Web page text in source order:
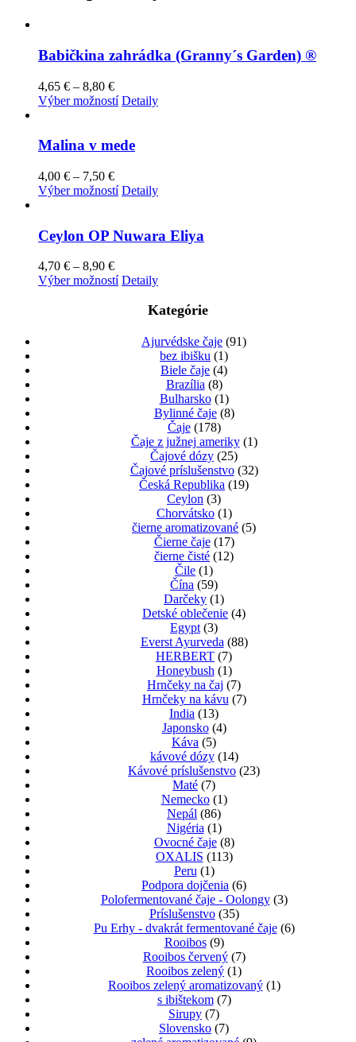
Babičkina zahrádka (Granny´s Garden) ®
4,65 € – 8,80 €Price
range:
8,80 €
Výber možností Tento
viacero
si
môžete
na
stránke
Detaily
Malina v mede
4,00 € – 7,50 €Price
range:
7,50 €
Výber možností Tento
viacero
variantov.
si
môžete
vybrať
produktu.
Detaily
Ceylon OP Nuwara Eliya
4,70 € – 8,90 €Price
range:
through
Výber možností Tento
variantov.
Možnosti
stránke
produktu.
Detaily
Kategórie
Ajurvédske čaje (91)
bez ibišku (1)
Biele čaje (4)
Brazília (8)
Bulharsko (1)
Bylinné čaje (8)
Čaje (178)
Čaje z južnej ameriky (1)
Čajové dózy (25)
Čajové príslušenstvo (32)
Česká Republika (19)
Ceylon (3)
Chorvátsko (1)
čierne aromatizované (5)
Čierne čaje (17)
čierne čisté (12)
Čile (1)
Čína (59)
Darčeky (1)
Detské oblečenie (4)
Egypt (3)
Everst Ayurveda (88)
HERBERT (7)
Honeybush (1)
Hrnčeky na čaj (7)
Hrnčeky na kávu (7)
India (13)
Japonsko (4)
Káva (5)
kávové dózy (14)
Kávové príslušenstvo (23)
Maté (7)
Nemecko (1)
Nepál (86)
Nigéria (1)
Ovocné čaje (8)
OXALIS (113)
Peru (1)
Podpora dojčenia (6)
Polofermentované čaje - Oolongy (3)
Príslušenstvo (35)
Pu Erhy - dvakrát fermentované čaje (6)
Rooibos (9)
Rooibos červený (7)
Rooibos zelený (1)
Rooibos zelený aromatizovaný (1)
s ibištekom (7)
Sirupy (7)
Slovensko (7)